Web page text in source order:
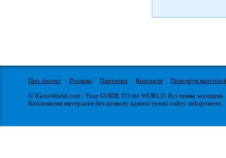
Про проект Реклама Партнери Контакти
Передрук
© IGotoWorld.com - Your GUIDE TO the WORLD. Всі права захищені.
Копіювання матеріалів без дозволу адміністрації сайту заборонено.